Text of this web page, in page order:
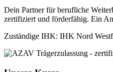
Dein Partner für berufliche
zertifiziert und förderfähig. Ein
Zuständige IHK: IHK Nord